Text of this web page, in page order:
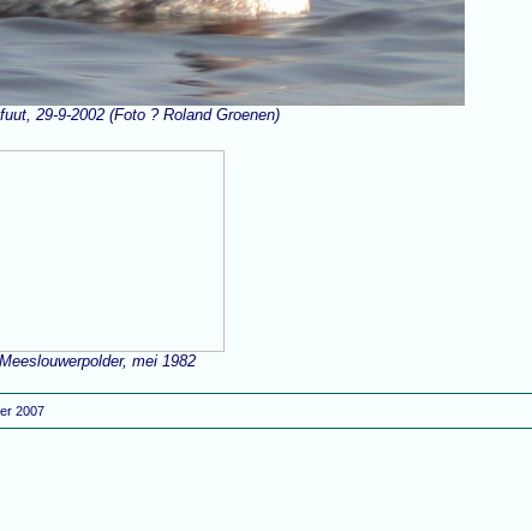
29-9-2002 (Foto ? Roland Groenen)
mei 1982
2007